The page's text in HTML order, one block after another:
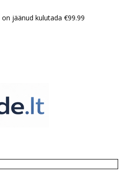
jäänud kulutada €99.99